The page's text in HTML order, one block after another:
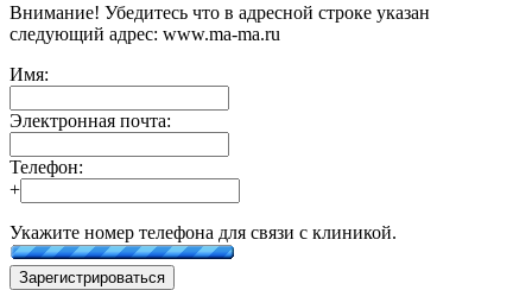
Внимание! Убедитесь что в адресной строке указан
следующий адрес: www.ma-ma.ru
Имя:
Электронная почта:
Телефон:
+
Укажите номер телефона для связи с клиникой.
Зарегистрироваться